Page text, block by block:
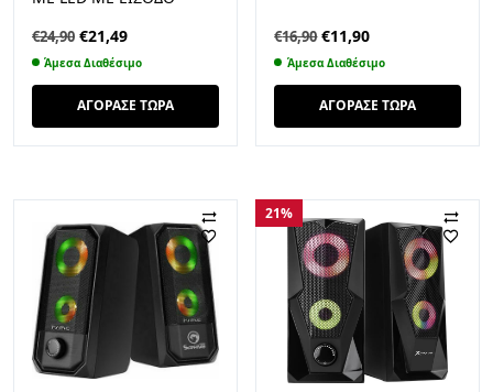
€24,90 Original
price
was:
€24,90.
€21,49Η
τρέχουσα
τιμή
είναι:
€21,49.
Άμεσα Διαθέσιμο
ΑΓΟΡΑΣΕ ΤΩΡΑ
€16,90Original
price
was:
€16,90.
€11,90Η
τρέχουσα
τιμή
είναι:
€11,90.
Άμεσα Διαθέσιμο
ΑΓΟΡΑΣΕ ΤΩΡΑ
21%